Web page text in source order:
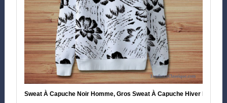
Sweat À Capuche Noir Homme, Gros Sweat À Capuche Hiver Homme